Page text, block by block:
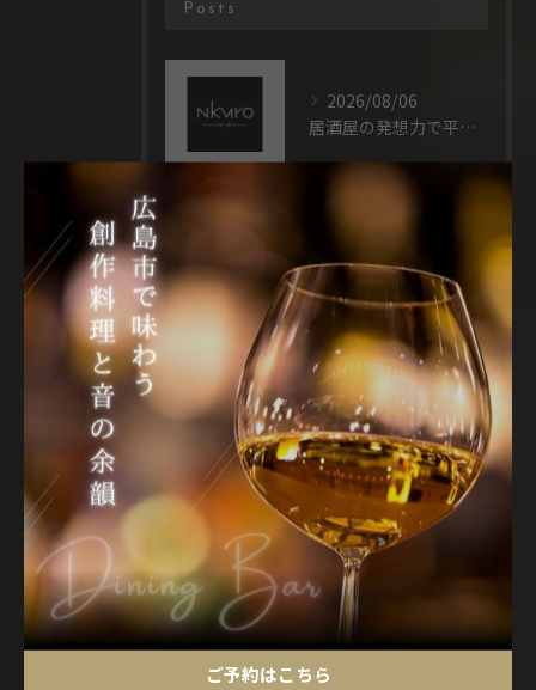
Posts
2026/08/06
居酒屋の発想力で平日集客とリピーター獲得を実現する具体的な運営アイデア
2026/07/30
2026/07/23
居酒屋ではしごを楽しむ夜を自分らしく彩るスマートな飲み歩きガイド
タグ Tags
広島市グルメ 広島市イベント
近く 広島市
ご予約はこちら